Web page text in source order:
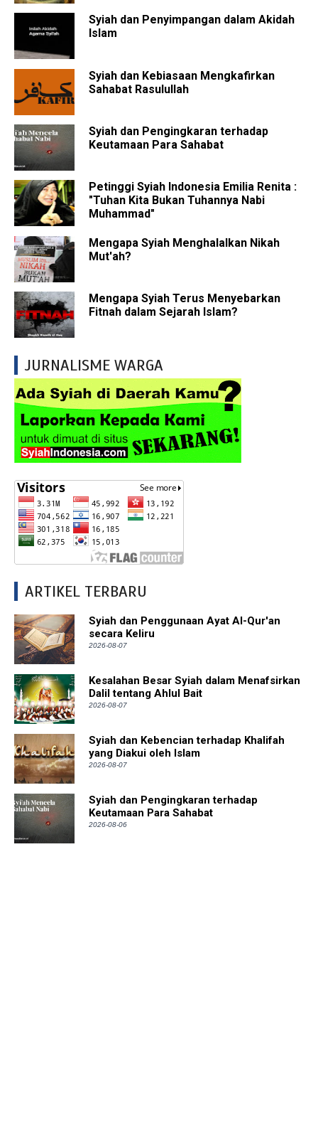
Syiah dan Penyimpangan dalam Akidah
Islam
Syiah dan Kebiasaan Mengkafirkan
Sahabat Rasulullah
Syiah dan Pengingkaran terhadap
Keutamaan Para Sahabat
Petinggi Syiah Indonesia Emilia Renita :
"Tuhan Kita Bukan Tuhannya Nabi
Muhammad"
Mengapa Syiah Menghalalkan Nikah
Mut'ah?
Mengapa Syiah Terus Menyebarkan
Fitnah dalam Sejarah Islam?
JURNALISME WARGA
ARTIKEL TERBARU
Syiah dan Penggunaan Ayat Al-Qur'an
secara Keliru
2026-08-07
Kesalahan Besar Syiah dalam Menafsirkan
Dalil tentang Ahlul Bait
2026-08-07
Syiah dan Kebencian terhadap Khalifah
yang Diakui oleh Islam
2026-08-07
Syiah dan Pengingkaran terhadap
Keutamaan Para Sahabat
2026-08-06